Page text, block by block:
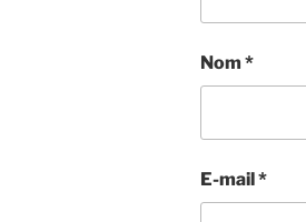
Nom *
E-mail*